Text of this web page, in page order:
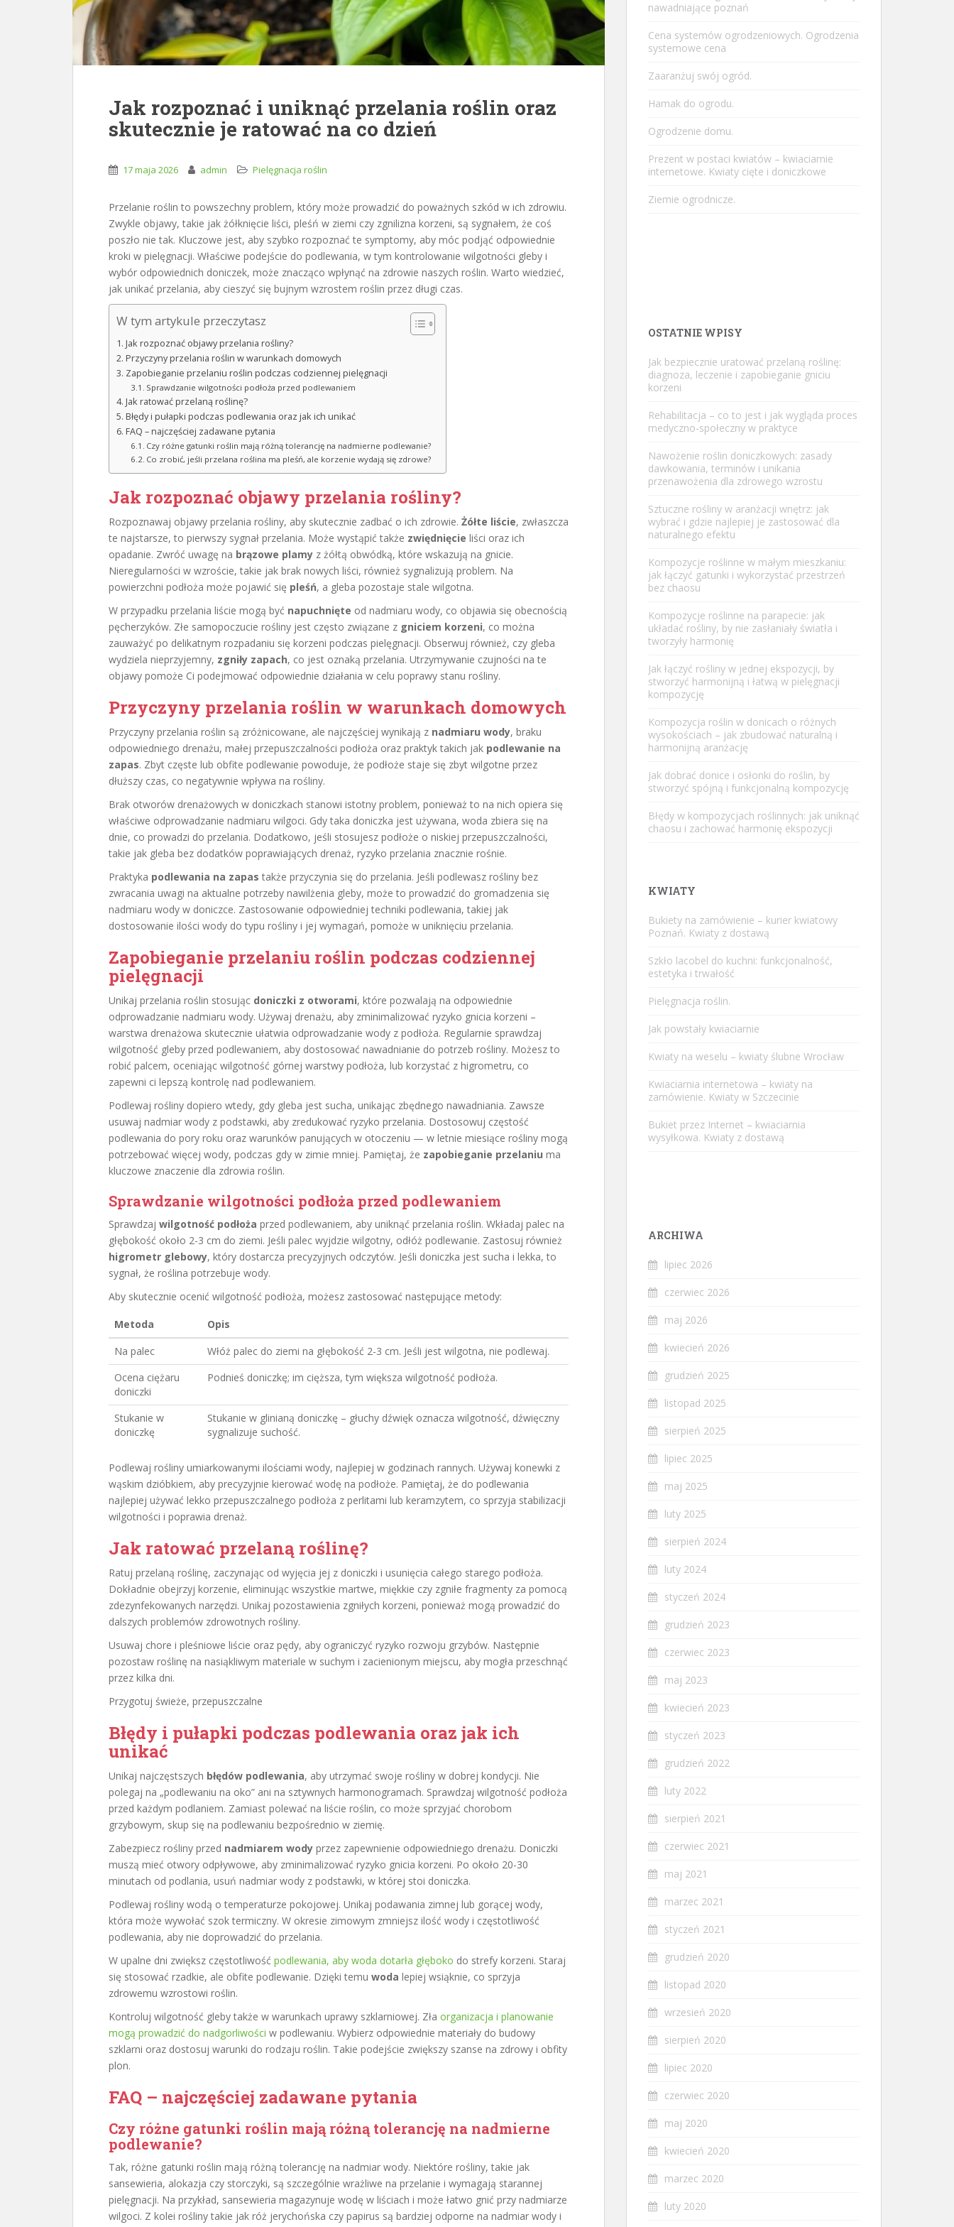
Jak rozpoznać i uniknąć przelania roślin oraz
skutecznie je ratować na co dzień
17 maja 2026 admin Pielęgnacja roślin
Przelanie roślin to powszechny problem, który może prowadzić do poważnych szkód w ich zdrowiu.
Zwykle objawy, takie jak żółknięcie liści, pleśń w ziemi czy zgnilizna korzeni, są sygnałem, że coś
poszło nie tak. Kluczowe jest, aby szybko rozpoznać te symptomy, aby móc podjąć odpowiednie
kroki w pielęgnacji. Właściwe podejście do podlewania, w tym kontrolowanie wilgotności gleby i
wybór odpowiednich doniczek, może znacząco wpłynąć na zdrowie naszych roślin. Warto wiedzieć,
jak unikać przelania, aby cieszyć się bujnym wzrostem roślin przez długi czas.
W tym artykule przeczytasz
Jak rozpoznać objawy przelania rośliny?
Przyczyny przelania roślin w warunkach domowych
Zapobieganie przelaniu roślin podczas codziennej pielęgnacji
Sprawdzanie wilgotności podłoża przed podlewaniem
Jak ratować przelaną roślinę?
Błędy i pułapki podczas podlewania oraz jak ich unikać
FAQ – najczęściej zadawane pytania
Czy różne gatunki roślin mają różną tolerancję na nadmierne podlewanie?
Co zrobić, jeśli przelana roślina ma pleśń, ale korzenie wydają się zdrowe?
Jak rozpoznać objawy przelania rośliny?
Rozpoznawaj objawy przelania rośliny, aby skutecznie zadbać o ich zdrowie. Żółte liście, zwłaszcza
te najstarsze, to pierwszy sygnał przelania. Może wystąpić także zwiędnięcie liści oraz ich
opadanie. Zwróć uwagę na brązowe plamy z żółtą obwódką, które wskazują na gnicie.
Nieregularności w wzroście, takie jak brak nowych liści, również sygnalizują problem. Na
powierzchni podłoża może pojawić się pleśń, a gleba pozostaje stale wilgotna.
W przypadku przelania liście mogą być napuchnięte od nadmiaru wody, co objawia się obecnością
pęcherzyków. Złe samopoczucie rośliny jest często związane z gniciem korzeni, co można
zauważyć po delikatnym rozpadaniu się korzeni podczas pielęgnacji. Obserwuj również, czy gleba
wydziela nieprzyjemny, zgniły zapach, co jest oznaką przelania. Utrzymywanie czujności na te
objawy pomoże Ci podejmować odpowiednie działania w celu poprawy stanu rośliny.
Przyczyny przelania roślin w warunkach domowych
Przyczyny przelania roślin są zróżnicowane, ale najczęściej wynikają z nadmiaru wody, braku
odpowiedniego drenażu, małej przepuszczalności podłoża oraz praktyk takich jak podlewanie na
zapas. Zbyt częste lub obfite podlewanie powoduje, że podłoże staje się zbyt wilgotne przez
dłuższy czas, co negatywnie wpływa na rośliny.
Brak otworów drenażowych w doniczkach stanowi istotny problem, ponieważ to na nich opiera się
właściwe odprowadzanie nadmiaru wilgoci. Gdy taka doniczka jest używana, woda zbiera się na
dnie, co prowadzi do przelania. Dodatkowo, jeśli stosujesz podłoże o niskiej przepuszczalności,
takie jak gleba bez dodatków poprawiających drenaż, ryzyko przelania znacznie rośnie.
Praktyka podlewania na zapas także przyczynia się do przelania. Jeśli podlewasz rośliny bez
zwracania uwagi na aktualne potrzeby nawilżenia gleby, może to prowadzić do gromadzenia się
nadmiaru wody w doniczce. Zastosowanie odpowiedniej techniki podlewania, takiej jak
dostosowanie ilości wody do typu rośliny i jej wymagań, pomoże w uniknięciu przelania.
Zapobieganie przelaniu roślin podczas codziennej
pielęgnacji
Unikaj przelania roślin stosując doniczki z otworami, które pozwalają na odpowiednie
odprowadzanie nadmiaru wody. Używaj drenażu, aby zminimalizować ryzyko gnicia korzeni –
warstwa drenażowa skutecznie ułatwia odprowadzanie wody z podłoża. Regularnie sprawdzaj
wilgotność gleby przed podlewaniem, aby dostosować nawadnianie do potrzeb rośliny. Możesz to
robić palcem, oceniając wilgotność górnej warstwy podłoża, lub korzystać z higrometru, co
zapewni ci lepszą kontrolę nad podlewaniem.
Podlewaj rośliny dopiero wtedy, gdy gleba jest sucha, unikając zbędnego nawadniania. Zawsze
usuwaj nadmiar wody z podstawki, aby zredukować ryzyko przelania. Dostosowuj częstość
podlewania do pory roku oraz warunków panujących w otoczeniu — w letnie miesiące rośliny mogą
potrzebować więcej wody, podczas gdy w zimie mniej. Pamiętaj, że zapobieganie przelaniu ma
kluczowe znaczenie dla zdrowia roślin.
Sprawdzanie wilgotności podłoża przed podlewaniem
Sprawdzaj wilgotność podłoża przed podlewaniem, aby uniknąć przelania roślin. Wkładaj palec na
głębokość około 2-3 cm do ziemi. Jeśli palec wyjdzie wilgotny, odłóż podlewanie. Zastosuj również
higrometr glebowy, który dostarcza precyzyjnych odczytów. Jeśli doniczka jest sucha i lekka, to
sygnał, że roślina potrzebuje wody.
Aby skutecznie ocenić wilgotność podłoża, możesz zastosować następujące metody:
Metoda
Opis
Na palec
Włóż palec do ziemi na głębokość 2-3 cm. Jeśli jest wilgotna, nie podlewaj.
Ocena ciężaru
doniczki
Podnieś doniczkę; im cięższa, tym większa wilgotność podłoża.
Stukanie w
doniczkę
Stukanie w glinianą doniczkę – głuchy dźwięk oznacza wilgotność, dźwięczny
sygnalizuje suchość.
Podlewaj rośliny umiarkowanymi ilościami wody, najlepiej w godzinach rannych. Używaj konewki z
wąskim dzióbkiem, aby precyzyjnie kierować wodę na podłoże. Pamiętaj, że do podlewania
najlepiej używać lekko przepuszczalnego podłoża z perlitami lub keramzytem, co sprzyja stabilizacji
wilgotności i poprawia drenaż.
Jak ratować przelaną roślinę?
Ratuj przelaną roślinę, zaczynając od wyjęcia jej z doniczki i usunięcia całego starego podłoża.
Dokładnie obejrzyj korzenie, eliminując wszystkie martwe, miękkie czy zgniłe fragmenty za pomocą
zdezynfekowanych narzędzi. Unikaj pozostawienia zgniłych korzeni, ponieważ mogą prowadzić do
dalszych problemów zdrowotnych rośliny.
Usuwaj chore i pleśniowe liście oraz pędy, aby ograniczyć ryzyko rozwoju grzybów. Następnie
pozostaw roślinę na nasiąkliwym materiale w suchym i zacienionym miejscu, aby mogła przeschnąć
przez kilka dni.
Przygotuj świeże, przepuszczalne
Błędy i pułapki podczas podlewania oraz jak ich
unikać
Unikaj najczęstszych błędów podlewania, aby utrzymać swoje rośliny w dobrej kondycji. Nie
polegaj na „podlewaniu na oko” ani na sztywnych harmonogramach. Sprawdzaj wilgotność podłoża
przed każdym podlaniem. Zamiast polewać na liście roślin, co może sprzyjać chorobom
grzybowym, skup się na podlewaniu bezpośrednio w ziemię.
Zabezpiecz rośliny przed nadmiarem wody przez zapewnienie odpowiedniego drenażu. Doniczki
muszą mieć otwory odpływowe, aby zminimalizować ryzyko gnicia korzeni. Po około 20-30
minutach od podlania, usuń nadmiar wody z podstawki, w której stoi doniczka.
Podlewaj rośliny wodą o temperaturze pokojowej. Unikaj podawania zimnej lub gorącej wody,
która może wywołać szok termiczny. W okresie zimowym zmniejsz ilość wody i częstotliwość
podlewania, aby nie doprowadzić do przelania.
W upalne dni zwiększ częstotliwość podlewania, aby woda dotarła głęboko do strefy korzeni. Staraj
się stosować rzadkie, ale obfite podlewanie. Dzięki temu woda lepiej wsiąknie, co sprzyja
zdrowemu wzrostowi roślin.
Kontroluj wilgotność gleby także w warunkach uprawy szklarniowej. Zła organizacja i planowanie
mogą prowadzić do nadgorliwości w podlewaniu. Wybierz odpowiednie materiały do budowy
szklarni oraz dostosuj warunki do rodzaju roślin. Takie podejście zwiększy szanse na zdrowy i obfity
plon.
FAQ – najczęściej zadawane pytania
Czy różne gatunki roślin mają różną tolerancję na nadmierne
podlewanie?
Tak, różne gatunki roślin mają różną tolerancję na nadmiar wody. Niektóre rośliny, takie jak
sansewieria, alokazja czy storczyki, są szczególnie wrażliwe na przelanie i wymagają starannej
pielęgnacji. Na przykład, sansewieria magazynuje wodę w liściach i może łatwo gnić przy nadmiarze
wilgoci. Z kolei rośliny takie jak róż jerychońska czy papirus są bardziej odporne na nadmiar wody i
nawadniające poznań
Cena systemów ogrodzeniowych. Ogrodzenia
systemowe cena
Zaaranżuj swój ogród.
Hamak do ogrodu.
Ogrodzenie domu.
Prezent w postaci kwiatów – kwiaciarnie
internetowe. Kwiaty cięte i doniczkowe
Ziemie ogrodnicze.
OSTATNIE WPISY
Jak bezpiecznie uratować przelaną roślinę:
diagnoza, leczenie i zapobieganie gniciu
korzeni
Rehabilitacja – co to jest i jak wygląda proces
medyczno-społeczny w praktyce
Nawożenie roślin doniczkowych: zasady
dawkowania, terminów i unikania
przenawożenia dla zdrowego wzrostu
Sztuczne rośliny w aranżacji wnętrz: jak
wybrać i gdzie najlepiej je zastosować dla
naturalnego efektu
Kompozycje roślinne w małym mieszkaniu:
jak łączyć gatunki i wykorzystać przestrzeń
bez chaosu
Kompozycje roślinne na parapecie: jak
układać rośliny, by nie zasłaniały światła i
tworzyły harmonię
Jak łączyć rośliny w jednej ekspozycji, by
stworzyć harmonijną i łatwą w pielęgnacji
kompozycję
Kompozycja roślin w donicach o różnych
wysokościach – jak zbudować naturalną i
harmonijną aranżację
Jak dobrać donice i osłonki do roślin, by
stworzyć spójną i funkcjonalną kompozycję
Błędy w kompozycjach roślinnych: jak uniknąć
chaosu i zachować harmonię ekspozycji
KWIATY
Bukiety na zamówienie – kurier kwiatowy
Poznań. Kwiaty z dostawą
Szkło lacobel do kuchni: funkcjonalność,
estetyka i trwałość
Pielęgnacja roślin.
Jak powstały kwiaciarnie
Kwiaty na weselu – kwiaty ślubne Wrocław
Kwiaciarnia internetowa – kwiaty na
zamówienie. Kwiaty w Szczecinie
Bukiet przez Internet – kwiaciarnia
wysyłkowa. Kwiaty z dostawą
ARCHIWA
lipiec 2026
czerwiec 2026
maj 2026
kwiecień 2026
grudzień 2025
listopad 2025
sierpień 2025
lipiec 2025
maj 2025
luty 2025
sierpień 2024
luty 2024
styczeń 2024
grudzień 2023
czerwiec 2023
maj 2023
kwiecień 2023
styczeń 2023
grudzień 2022
luty 2022
sierpień 2021
czerwiec 2021
maj 2021
marzec 2021
styczeń 2021
grudzień 2020
listopad 2020
wrzesień 2020
sierpień 2020
lipiec 2020
czerwiec 2020
maj 2020
kwiecień 2020
marzec 2020
luty 2020